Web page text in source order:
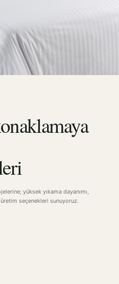
yüksek yıkama dayanımı,
seçenekleri sunuyoruz.